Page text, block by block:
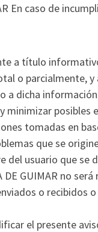
En caso de
a título
o
información.
posibles
tomadas en
que se
usuario que se
DE GUIMAR no
o recibidos
el presente